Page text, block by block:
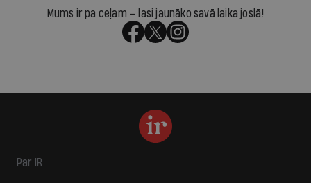
Mums ir pa ceļam — lasi jaunāko savā laika joslā!
Par IR